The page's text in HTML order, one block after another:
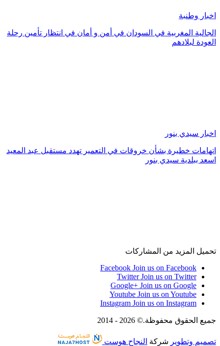
اخبار وطنبة
الجالية المغربية في السودان في أمن و أمان في انتظار تأمين رحلة
العودة لبلادهم
اخبار سيدي بنور
اتهامات خطيرة بشأن خروقات في التعمير تهدد مستقبل عبد المعيد
اسعد ببلدية سيدي بنور
تحميل المزيد من المشاركات
Facebook Join us on Facebook
Twitter Join us on Twitter
Google+ Join us on Google
Youtube Join us on Youtube
Instagram Join us on Instagram
جميع الحقوق محفوظة.© 2026 - 2014
تصميم وتطوير شركة النجاح هوست